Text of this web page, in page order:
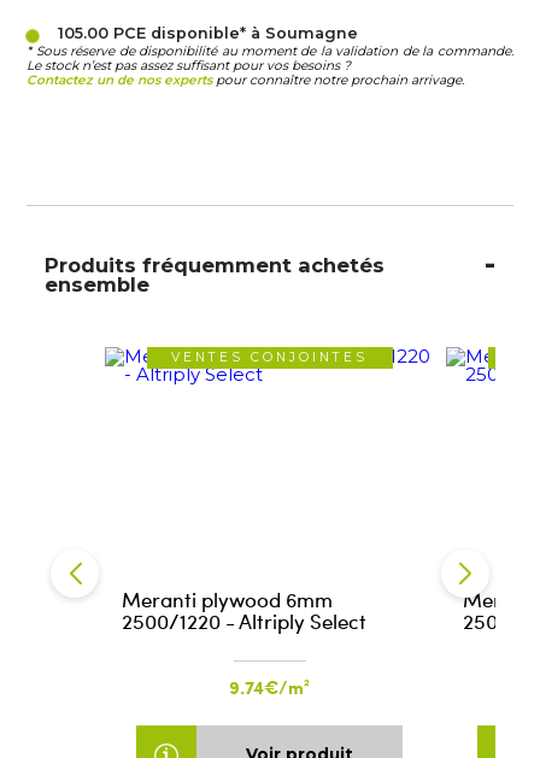
105.00 PCEdisponible* à Soumagne
* Sous réserve de disponibilité au moment de la validation de la commande.
Le stock n’est pas assez suffisant pour vos besoins ?
Contactez un de nos expertspour connaître notre prochain arrivage.
Produits fréquemment achetés
ensemble
VENTES CONJOINTES
Meranti plywood 6mm
2500/1220 - Altriply Select
9.74€/m²
Meranti
2500/